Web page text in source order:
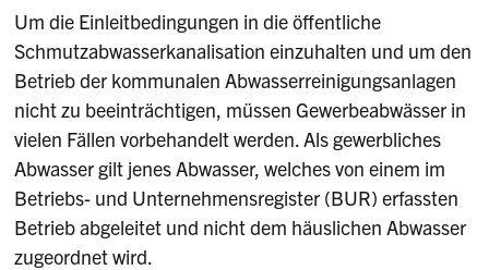
Um die Einleitbedingungen in die öffentliche
Schmutzabwasserkanalisation einzuhalten und um den
Betrieb der kommunalen Abwasserreinigungsanlagen
nicht zu beeinträchtigen, müssen Gewerbeabwässer in
vielen Fällen vorbehandelt werden. Als gewerbliches
Abwasser gilt jenes Abwasser, welches von einem im
Betriebs- und Unternehmensregister (BUR) erfassten
Betrieb abgeleitet und nicht dem häuslichen Abwasser
zugeordnet wird.